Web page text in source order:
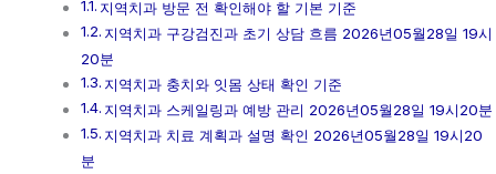
지역치과 방문 전 확인해야 할 기본 기준
지역치과 구강검진과 초기 상담 흐름 2026년05월28일 19시
20분
지역치과 충치와 잇몸 상태 확인 기준
지역치과 스케일링과 예방 관리 2026년05월28일 19시20분
지역치과 치료 계획과 설명 확인 2026년05월28일 19시20
분